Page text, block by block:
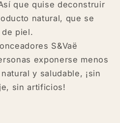
que quise deconstruir
natural, que se
piel.
S&Vaë
exponerse menos
y saludable, ¡sin
sin artificios!